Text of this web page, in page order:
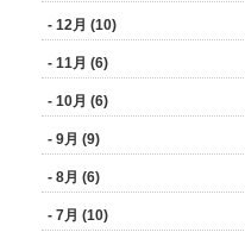
- 12月 (10)
- 11月 (6)
- 10月 (6)
- 9月 (9)
- 8月 (6)
- 7月 (10)